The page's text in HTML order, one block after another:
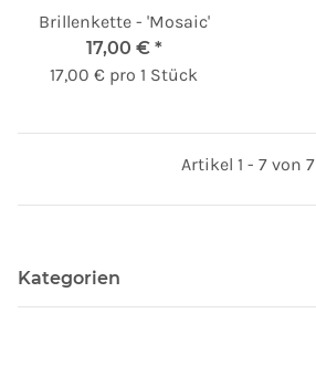
Brillenkette - 'Mosaic'
17,00 € *
17,00 € pro 1 Stück
Artikel 1 - 7 von 7
Kategorien